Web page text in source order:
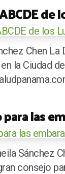
de
Chen
la Ciudad
las
Sánchez
consejo